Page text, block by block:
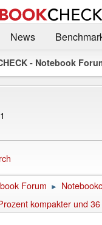
News
- Notebook
Forum ►
kompakter und